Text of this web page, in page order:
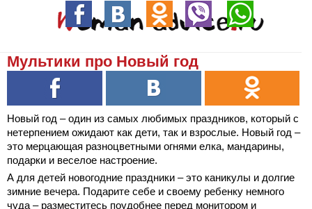
Мультики про Новый год
Новый год – один из самых любимых праздников, который с
нетерпением ожидают как дети, так и взрослые. Новый год –
это мерцающая разноцветными огнями елка, мандарины,
подарки и веселое настроение.
А для детей новогодние праздники – это каникулы и долгие
зимние вечера. Подарите себе и своему ребенку немного
чуда – разместитесь поудобнее перед монитором и